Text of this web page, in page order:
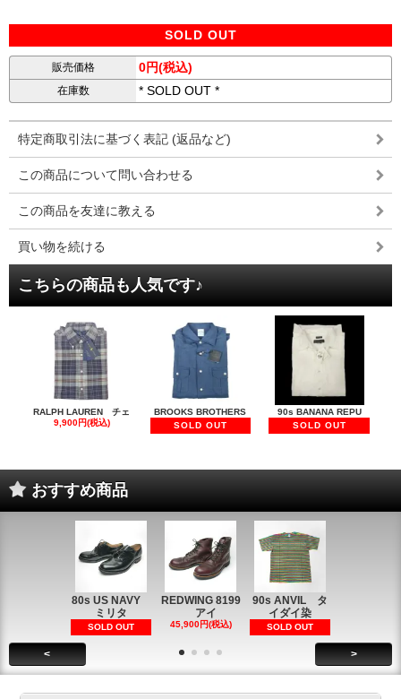
SOLD OUT
販売価格 0円(税込)
在庫数 * SOLD OUT *
特定商取引法に基づく表記 (返品など)
この商品について問い合わせる
この商品を友達に教える
買い物を続ける
こちらの商品も人気です♪
RALPH LAUREN チェ
9,900円(税込)
BROOKS BROTHERS
SOLD OUT
90s BANANA REPU
SOLD OUT
おすすめ商品
80s US NAVY
ミリタ
SOLD OUT
REDWING 8199
アイ
45,900円(税込)
90s ANVIL タ
イダイ染
SOLD OUT
< >